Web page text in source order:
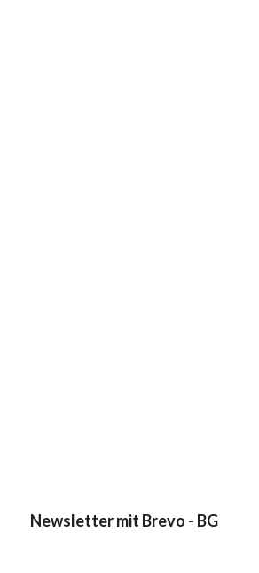
Newsletter mit Brevo - BG